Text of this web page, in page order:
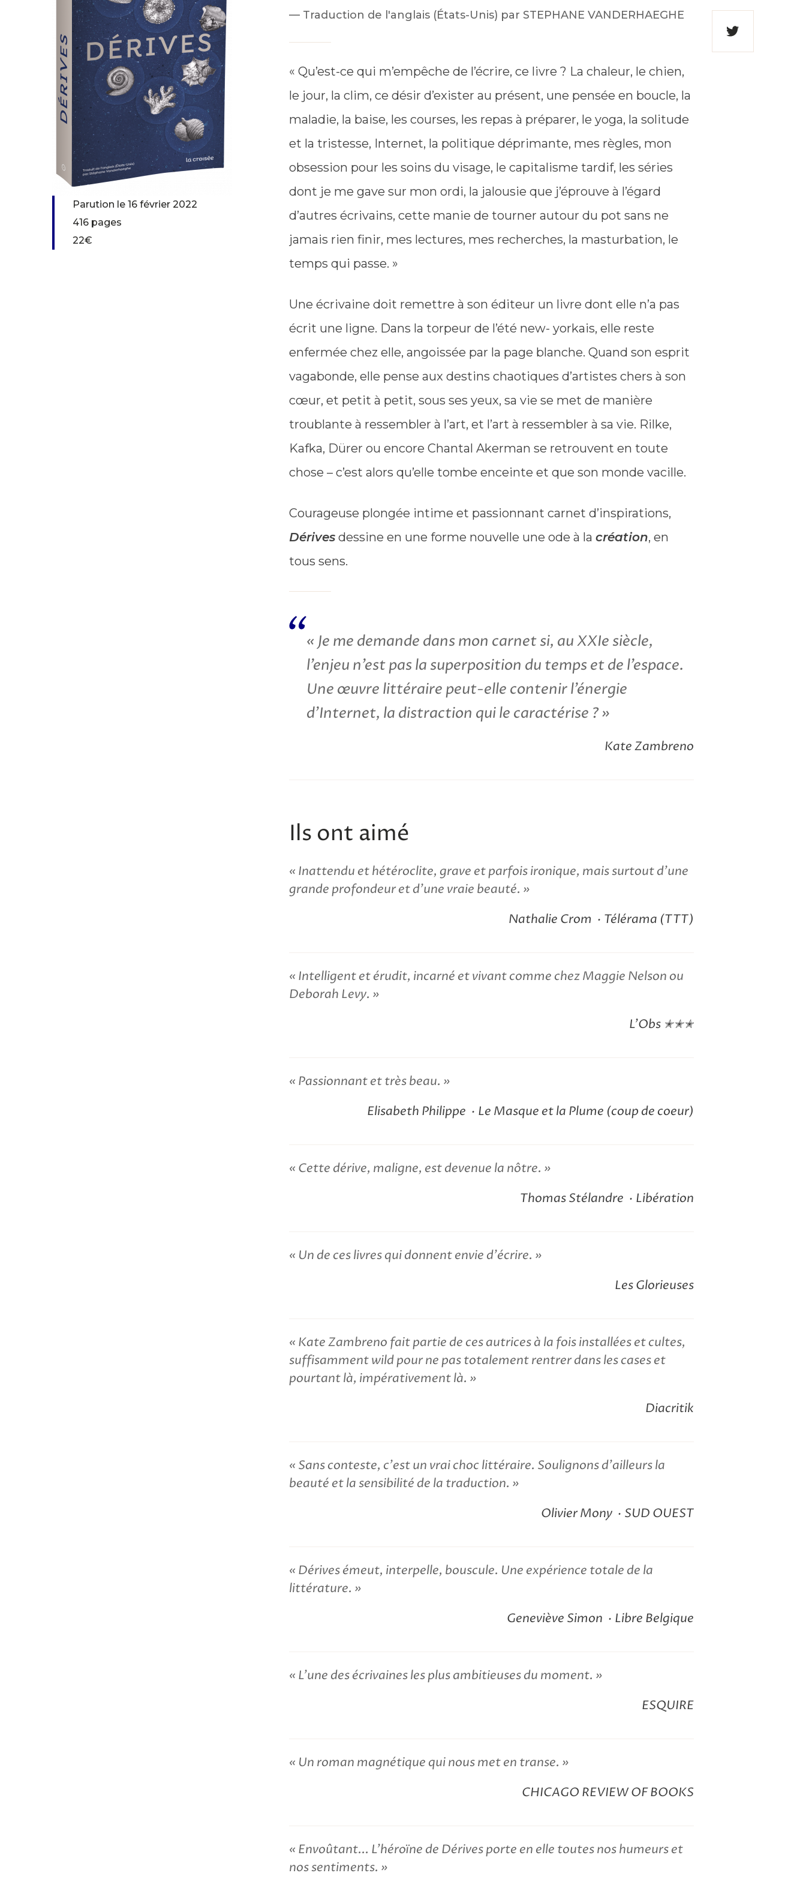
Parution le 16 février 2022
416 pages
22€
Traduction de l'anglais (États-Unis) par STEPHANE VANDERHAEGHE
« Qu’est-ce qui m’empêche de l’écrire, ce livre ? La chaleur, le chien,
le jour, la clim, ce désir d’exister au présent, une pensée en boucle, la
maladie, la baise, les courses, les repas à préparer, le yoga, la solitude
et la tristesse, Internet, la politique déprimante, mes règles, mon
obsession pour les soins du visage, le capitalisme tardif, les séries
dont je me gave sur mon ordi, la jalousie que j’éprouve à l’égard
d’autres écrivains, cette manie de tourner autour du pot sans ne
jamais rien finir, mes lectures, mes recherches, la masturbation, le
temps qui passe. »
Une écrivaine doit remettre à son éditeur un livre dont elle n’a pas
écrit une ligne. Dans la torpeur de l’été new- yorkais, elle reste
enfermée chez elle, angoissée par la page blanche. Quand son esprit
vagabonde, elle pense aux destins chaotiques d’artistes chers à son
cœur, et petit à petit, sous ses yeux, sa vie se met de manière
troublante à ressembler à l’art, et l’art à ressembler à sa vie. Rilke,
Kafka, Dürer ou encore Chantal Akerman se retrouvent en toute
chose – c’est alors qu’elle tombe enceinte et que son monde vacille.
Courageuse plongée intime et passionnant carnet d’inspirations,
Dérives dessine en une forme nouvelle une ode à la création, en
tous sens.
« Je me demande dans mon carnet si, au XXIe siècle,
l’enjeu n’est pas la superposition du temps et de l’espace.
Une œuvre littéraire peut-elle contenir l’énergie
d’Internet, la distraction qui le caractérise ? »
Kate Zambreno
Ils ont aimé
Inattendu et hétéroclite, grave et parfois ironique, mais surtout d'une
grande profondeur et d'une vraie beauté.
Nathalie Crom
Télérama (TTT)
Intelligent et érudit, incarné et vivant comme chez Maggie Nelson ou
Deborah Levy.
L’Obs ✭✭✭
Passionnant et très beau.
Elisabeth Philippe
Le Masque et la Plume (coup de coeur)
Cette dérive, maligne, est devenue la nôtre.
Thomas Stélandre
Libération
Un de ces livres qui donnent envie d'écrire.
Les Glorieuses
Kate Zambreno fait partie de ces autrices à la fois installées et cultes,
suffisamment wild pour ne pas totalement rentrer dans les cases et
pourtant là, impérativement là.
Diacritik
Sans conteste, c'est un vrai choc littéraire. Soulignons d'ailleurs la
beauté et la sensibilité de la traduction.
Olivier Mony
SUD OUEST
Dérives émeut, interpelle, bouscule. Une expérience totale de la
littérature.
Geneviève Simon
Libre Belgique
L’une des écrivaines les plus ambitieuses du moment.
ESQUIRE
Un roman magnétique qui nous met en transe.
CHICAGO REVIEW OF BOOKS
Envoûtant... L’héroïne de Dérives porte en elle toutes nos humeurs et
nos sentiments.
sur
Facebook